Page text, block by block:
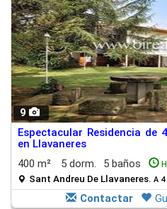
9
Espectacular Residencia
en Llavaneres
400 m²
5 dorm. 5 baños
Sant Andreu De Llavaneres. A 4
Contactar